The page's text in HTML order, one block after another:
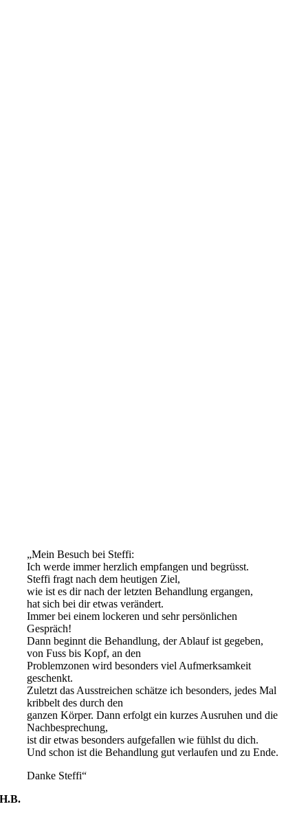
„Mein Besuch bei Steffi:
Ich werde immer herzlich empfangen und begrüsst.
Steffi fragt nach dem heutigen Ziel,
wie ist es dir nach der letzten Behandlung ergangen,
hat sich bei dir etwas verändert.
Immer bei einem lockeren und sehr persönlichen
Gespräch!
Dann beginnt die Behandlung, der Ablauf ist gegeben,
von Fuss bis Kopf, an den
Problemzonen wird besonders viel Aufmerksamkeit
geschenkt.
Zuletzt das Ausstreichen schätze ich besonders, jedes Mal
kribbelt des durch den
ganzen Körper. Dann erfolgt ein kurzes Ausruhen und die
Nachbesprechung,
ist dir etwas besonders aufgefallen wie fühlst du dich.
Und schon ist die Behandlung gut verlaufen und zu Ende.
Danke Steffi“
H.B.